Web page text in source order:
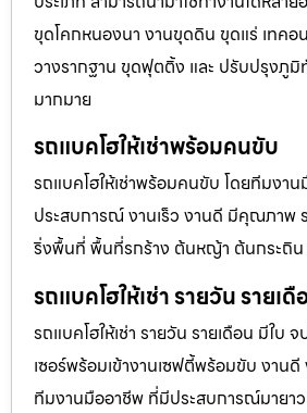
ขุดโคกหนองนา งานขุดดิน ขุดแร่ เทค
วางรากฐาน ขุดฟุตติ้ง และ ปรับปรุงภู
มากมาย
รถแบคโฮให้เช่าพร้อมคนขับ
รถแบคโฮให้เช่าพร้อมคนขับ โดยทีมงา
ประสบการณ์ งานเร็ว งานดี มีคุณภาพ
ริ่งพื้นที่ พื้นที่รกร้าง ต้นหญ้า ต้นกระถิ
รถแบคโฮให้เช่า รายวัน รายเดื
รถแบคโฮให้เช่า รายวัน รายเดือน มีใบ จ
เซอร์พร้อมเข้างานเซฟตี้พร้อมขับ งานดี
ทีมงานมืออาชีพ ที่มีประสบการณ์มายาว